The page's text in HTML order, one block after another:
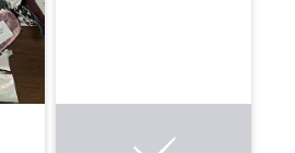
Вкусняха. Будемо